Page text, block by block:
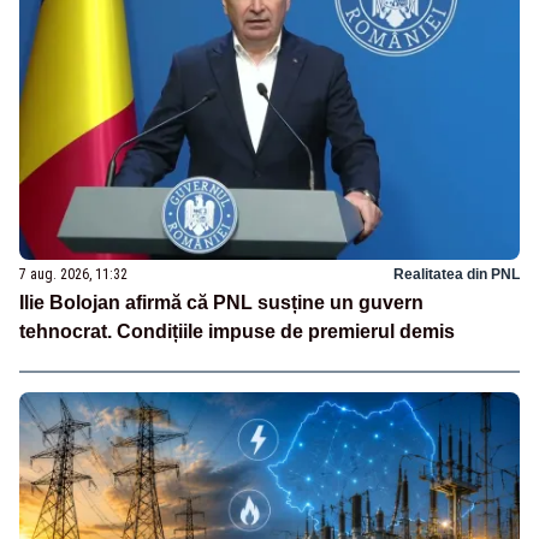
7 aug. 2026, 11:32 Realitatea din PNL
Ilie Bolojan afirmă că PNL susține un guvern
tehnocrat. Condițiile impuse de premierul demis